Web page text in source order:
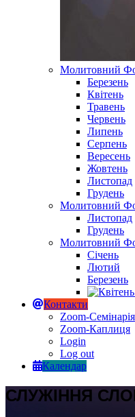
Молитовний
Березень
Квітень
Травень
Червень
Липень
Серпень
Вересень
Жовтень
Листопад
Грудень
Молитовний
Листопад
Грудень
Молитовний
Січень
Лютий
Березень
Контакти
Zoom-Семінарія
Zoom-Каплиця
Login
Log out
Календар
СЛУЖІННЯ